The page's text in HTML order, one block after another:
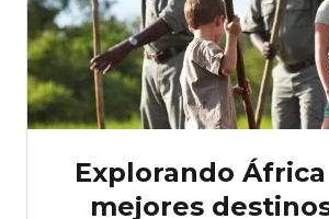
Explorando
mejores